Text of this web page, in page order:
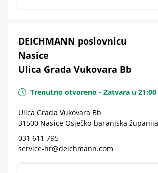
DEICHMANN poslovnicu
Nasice
Ulica Grada Vukovara Bb
Trenutno otvoreno - Zatvara u 21:00
Ulica Grada Vukovara Bb
31500 Nasice Osječko-baranjska županija
031 611 795
service-hr@deichmann.com